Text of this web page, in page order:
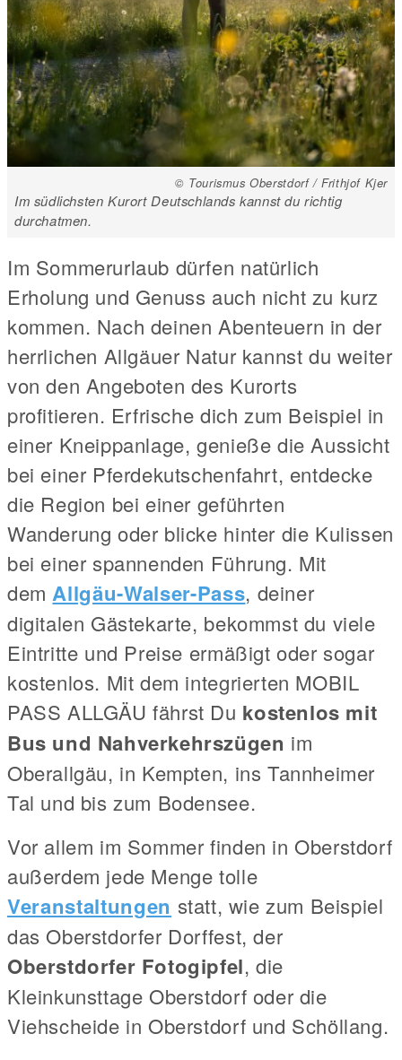
© Tourismus Oberstdorf / Frithjof Kjer
Im südlichsten Kurort Deutschlands kannst du richtig
durchatmen.
Im Sommerurlaub dürfen natürlich
Erholung und Genuss auch nicht zu kurz
kommen. Nach deinen Abenteuern in der
herrlichen Allgäuer Natur kannst du weiter
von den Angeboten des Kurorts
profitieren. Erfrische dich zum Beispiel in
einer Kneippanlage, genieße die Aussicht
bei einer Pferdekutschenfahrt, entdecke
die Region bei einer geführten
Wanderung oder blicke hinter die Kulissen
bei einer spannenden Führung. Mit
dem Allgäu-Walser-Pass, deiner
digitalen Gästekarte, bekommst du viele
Eintritte und Preise ermäßigt oder sogar
kostenlos. Mit dem integrierten MOBIL
PASS ALLGÄU fährst Du kostenlos mit
Bus und Nahverkehrszügen im
Oberallgäu, in Kempten, ins Tannheimer
Tal und bis zum Bodensee.
Vor allem im Sommer finden in Oberstdorf
außerdem jede Menge tolle
Veranstaltungen statt, wie zum Beispiel
das Oberstdorfer Dorffest, der
Oberstdorfer Fotogipfel, die
Kleinkunsttage Oberstdorf oder die
Viehscheide in Oberstdorf und Schöllang.